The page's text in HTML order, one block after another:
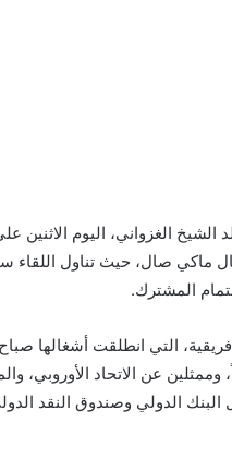
الغزواني، اليوم الاثنين
ماكي صال، حيث تناول اللقاء
المشترك.
التي انطلقت أشغالها
وحكومة أفريقية و57 وفداً دولياً، وممثلين عن الاتحاد
الدولي وصندوق النقد